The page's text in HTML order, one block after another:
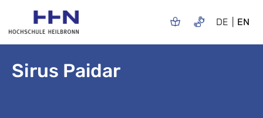
DE EN
Sirus Paidar